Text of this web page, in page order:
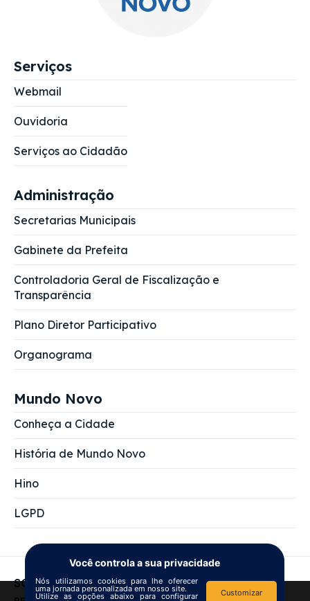
Serviços
Webmail
Ouvidoria
Serviços ao Cidadão
Administração
Secretarias Municipais
Gabinete da Prefeita
Controladoria Geral de Fiscalização e
Transparência
Plano Diretor Participativo
Organograma
Mundo Novo
Conheça a Cidade
História de Mundo Novo
Hino
LGPD
SOBRE NÓS
Você controla a sua privacidade
Nós utilizamos cookies para lhe oferecer
uma jornada personalizada em nosso site.
Utilize as opções abaixo para configurar Customizar